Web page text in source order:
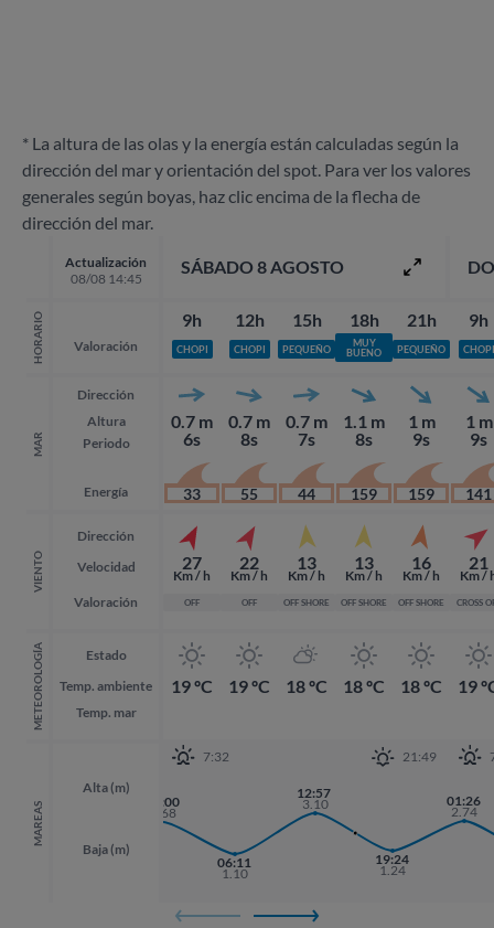
* La altura de las olas y la energía están calculadas según la
dirección del mar y orientación del spot. Para ver los valores
generales según boyas, haz clic encima de la flecha de
dirección del mar.
Actualización
08/08 14:45
HORARIO Valoración
MAR
Dirección
Altura
Periodo
Energía
VIENTO
Dirección
Velocidad
Valoración
METEOROLOGÍA
Estado
Temp. ambiente
Temp. mar
MAREAS
Alta (m)
Baja (m)
SÁBADO 8 AGOSTO
9h
CHOPI
0.7 m
6s
33
27
Km / h
OFF
19 ºC
12h
CHOPI
0.7 m
8s
55
22
Km / h
OFF
19 ºC
15h
PEQUEÑO
0.7 m
7s
44
13
Km / h
OFF SHORE
18 ºC
18h
MUY
BUENO
1.1 m
8s
159
13
Km / h
OFF SHORE
18 ºC
21h
PEQUEÑO
1 m
9s
159
16
Km / h
OFF SHORE
18 ºC
7:32 21:49
17:55
00:00
2.68
06:11
1.10
12:57
3.10
19:24
1.24
01:26
2.74
9h
CHOPI
1 m
9s
141
21
Km /
CROSS
19
19:24
1.24
01:26
2.74